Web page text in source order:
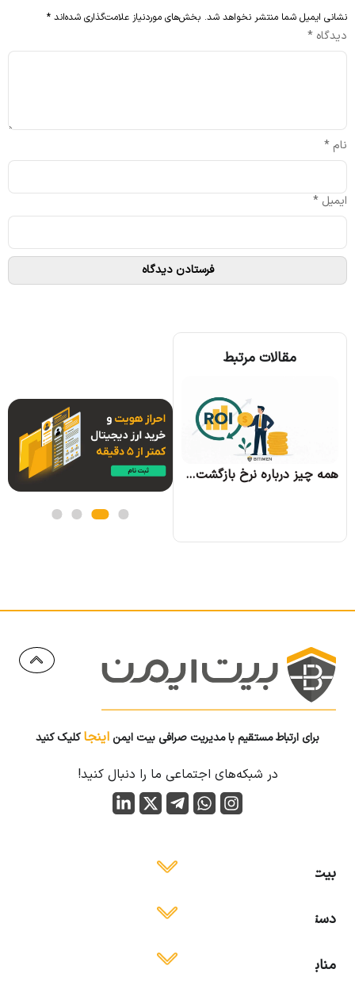
نشانی ایمیل شما منتشر نخواهد شد. بخش‌های موردنیاز علامت‌گذاری شده‌اند *
دیدگاه *
نام *
ایمیل *
مقالات مرتبط
همه چیز درباره نرخ بازگشت سرمایه و نحوه محاسبه آن
برای ارتباط مستقیم با مدیریت صرافی بیت ایمن اینجاکلیک کنید
در شبکه‌های اجتماعی ما را دنبال کنید!
بیت ایمن
دسترسی آسان
منابع آموزشی